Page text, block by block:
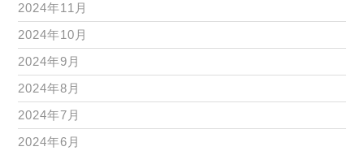
2024年11月
2024年10月
2024年9月
2024年8月
2024年7月
2024年6月